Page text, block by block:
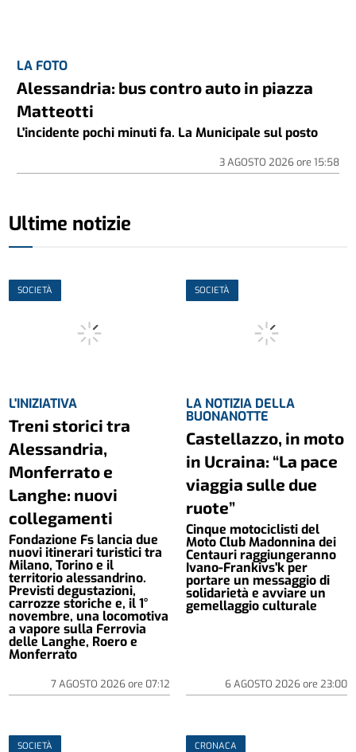
LA FOTO
Alessandria: bus contro auto in piazza
Matteotti
L'incidente pochi minuti fa. La Municipale sul posto
3 AGOSTO 2026ore 15:58
Ultime notizie
SOCIETÀ
L'INIZIATIVA
Treni storici tra
Alessandria,
Monferrato e
Langhe: nuovi
collegamenti
Fondazione Fs lancia due
nuovi itinerari turistici tra
Milano, Torino e il
territorio alessandrino.
Previsti degustazioni,
carrozze storiche e, il 1°
novembre, una locomotiva
a vapore sulla Ferrovia
delle Langhe, Roero e
Monferrato
7 AGOSTO 2026ore 07:12
SOCIETÀ
LA NOTIZIA DELLA
BUONANOTTE
Castellazzo, in moto
in Ucraina: “La pace
viaggia sulle due
ruote”
Cinque motociclisti del
Moto Club Madonnina dei
Centauri raggiungeranno
Ivano-Frankivs'k per
portare un messaggio di
solidarietà e avviare un
gemellaggio culturale
6 AGOSTO 2026ore 23:00
SOCIETÀ CRONACA